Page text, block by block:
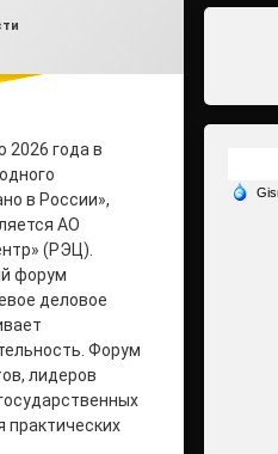
платежей в СПОТ
2026 года в
в России»,
АО
(РЭЦ).
форум
деловое
Форум
лидеров
практических